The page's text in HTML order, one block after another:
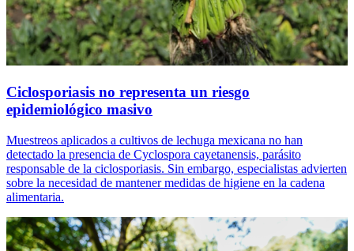
Ciclosporiasis no representa un riesgo
epidemiológico masivo
Muestreos aplicados a cultivos de lechuga mexicana no han
detectado la presencia de Cyclospora cayetanensis, parásito
responsable de la ciclosporiasis. Sin embargo, especialistas advierten
sobre la necesidad de mantener medidas de higiene en la cadena
alimentaria.